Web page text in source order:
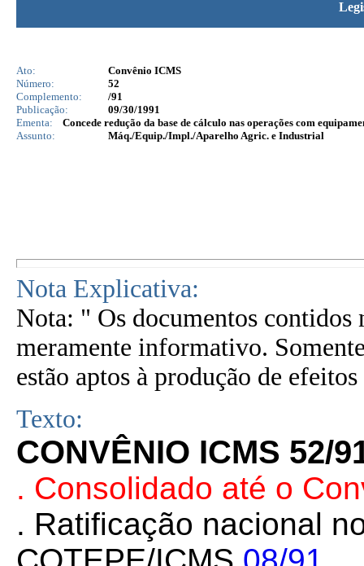
Ato:
Convênio ICMS
Número:
52
Complemento:
/91
Publicação:
09/30/1991
Ementa:
Concede redução da base de cálculo nas operações com
Assunto:
Máq./Equip./Impl./Aparelho Agric. e Industrial
Nota Explicativa:
Nota: " Os documentos contidos
meramente informativo.
estão aptos à produção de
Texto:
CONVÊNIO ICMS 52/
. Consolidado até o
. Ratificação nacional